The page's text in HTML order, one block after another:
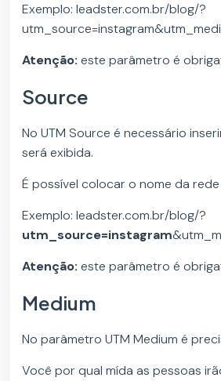
Exemplo: leadster.com.br/blog/?
Atenção:este parâmetro é
Source
No UTM Source é necessário
será exibida.
É possível colocar o nome da
Exemplo: leadster.com.br/blog/?
utm_source=instagram
Atenção:este parâmetro é
Medium
No parâmetro UTM Medium é
Você por qual mída as pessoas